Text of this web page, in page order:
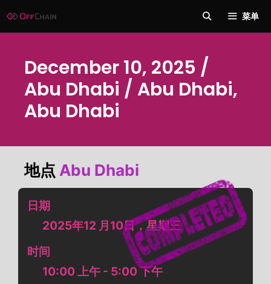
至
菜单
December 10, 2025 /
Abu Dhabi / Abu Dhabi,
Abu Dhabi
地点 Abu Dhabi
日期
2025年12 月10日，星期三
时间
10:00 上午 - 5:00 下午